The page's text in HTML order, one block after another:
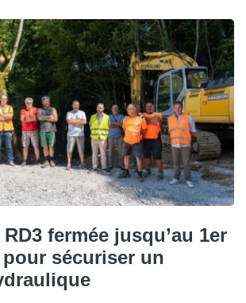
fermée jusqu’au 1er
sécuriser un